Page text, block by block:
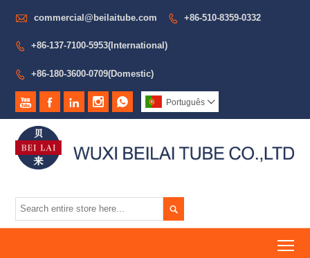
 commercial@beilaitube.com  +86-510-8359-0332
 +86-137-7100-5953(International)
 +86-180-3600-0709(Domestic)
     Português 
